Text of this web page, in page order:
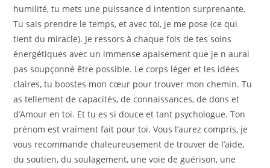
humilité, tu mets une puissance d intention surprenante.
Tu sais prendre le temps, et avec toi, je me pose (ce qui
tient du miracle). Je ressors à chaque fois de tes soins
énergétiques avec un immense apaisement que je n aurai
pas soupçonné être possible. Le corps léger et les idées
claires, tu boostes mon cœur pour trouver mon chemin. Tu
as tellement de capacités, de connaissances, de dons et
d’Amour en toi. Et tu es si douce et tant psychologue. Ton
prénom est vraiment fait pour toi. Vous l’aurez compris, je
vous recommande chaleureusement de trouver de l’aide,
du soutien, du soulagement, une voie de guérison, une